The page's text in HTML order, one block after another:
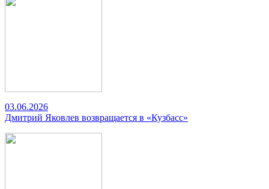
03.06.2026
Дмитрий Яковлев возвращается в «Кузбасс»